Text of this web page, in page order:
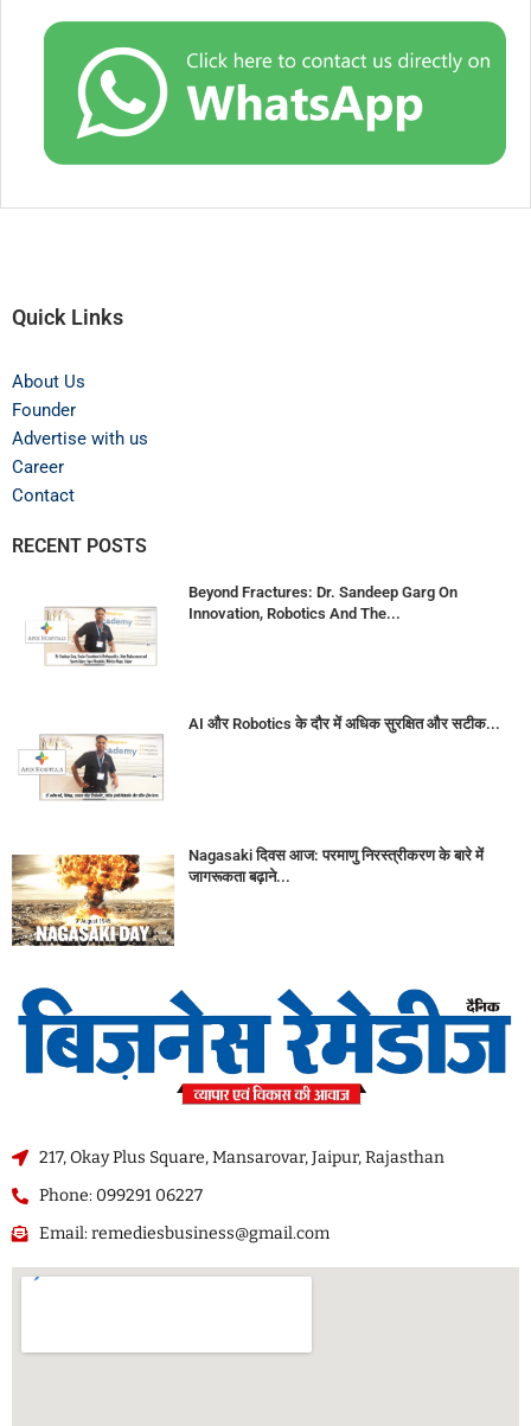
Quick Links
About Us
Founder
Advertise with us
Career
Contact
RECENT POSTS
Beyond Fractures: Dr. Sandeep Garg On
Innovation, Robotics And The...
AI और Robotics के दौर में अधिक सुरक्षित और सटीक...
Nagasaki दिवस आज: परमाणु निरस्त्रीकरण के बारे में
जागरूकता बढ़ाने...
217, Okay Plus Square, Mansarovar, Jaipur, Rajasthan
Phone: 099291 06227
Email: remediesbusiness@gmail.com